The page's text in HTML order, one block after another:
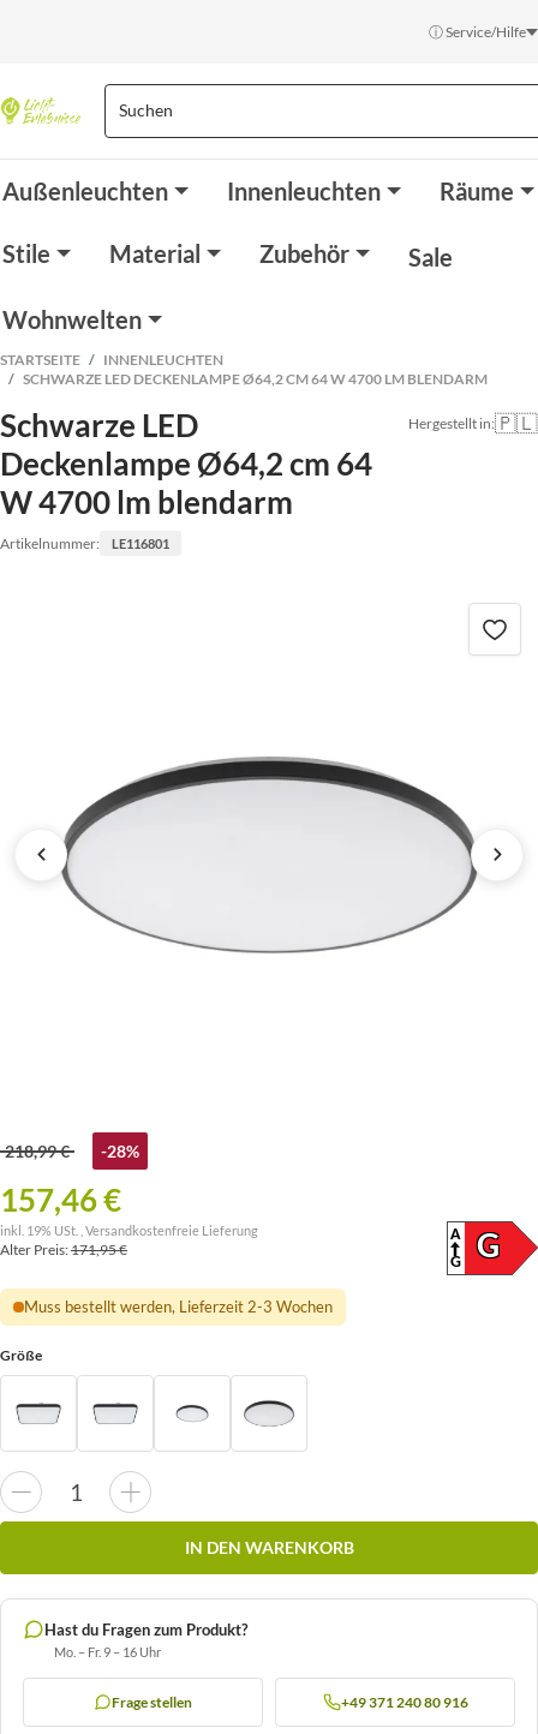
ⓘ Service/Hilfe
Außenleuchten Innenleuchten Räume
Stile Material Zubehör Sale
Wohnwelten
STARTSEITE
INNENLEUCHTEN
SCHWARZE LED DECKENLAMPE Ø64,2 CM 64 W 4700 LM BLENDARM
Schwarze LED
Deckenlampe Ø64,2 cm 64
W 4700 lm blendarm
Artikelnummer: LE116801
Hergestellt in:🇵🇱
218,99 € -28%
157,46 €
A
G
G
inkl. 19% USt. , Versandkostenfreie Lieferung
Alter Preis:171,95 €
Muss bestellt werden, Lieferzeit 2-3 Wochen
Größe
IN DEN WARENKORB
Hast du Fragen zum Produkt?
Mo. – Fr. 9 – 16 Uhr
Frage stellen +49 371 240 80 916